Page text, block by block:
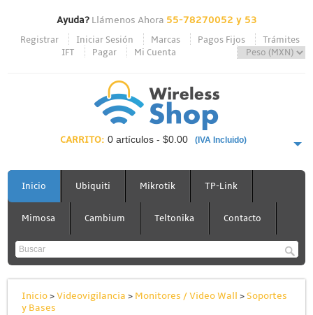
Ayuda?Llámenos Ahora 55-78270052 y 53
Registrar Iniciar Sesión Marcas Pagos Fijos
Trámites
IFT
Pagar Mi Cuenta
CARRITO: 0 artículos - $0.00 (IVA Incluido)
PAGAR AHORA
Inicio Ubiquiti Mikrotik TP-Link
Mimosa Cambium Teltonika Contacto
Inicio>Videovigilancia > Monitores / Video Wall >Soportes
y Bases